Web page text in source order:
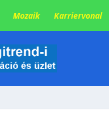
Mozaik Karriervonal